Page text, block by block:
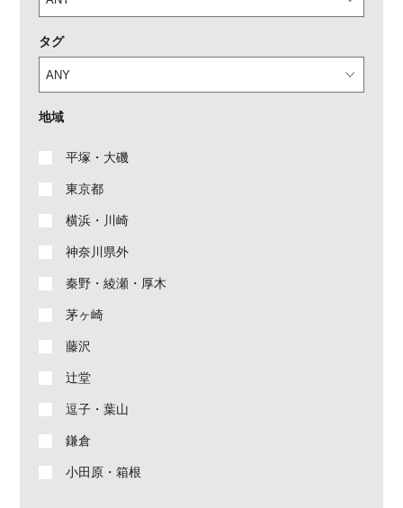
タグ
地域
平塚・大磯
東京都
横浜・川崎
神奈川県外
秦野・綾瀬・厚木
茅ヶ崎
藤沢
辻堂
逗子・葉山
鎌倉
小田原・箱根